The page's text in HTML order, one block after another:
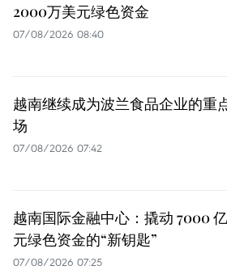
2000万美元绿色资金
07/08/2026 08:40
越南继续成为波兰食品企业的重
场
07/08/2026 07:42
越南国际金融中心：撬动 7000
元绿色资金的“新钥匙”
07/08/2026 07:25